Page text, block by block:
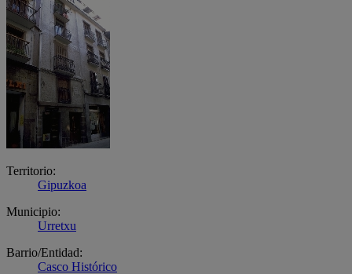
Territorio:
Gipuzkoa
Municipio:
Urretxu
Barrio/Entidad:
Casco Histórico